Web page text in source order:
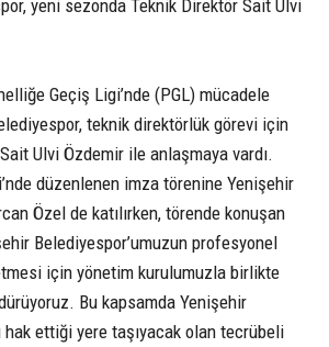
yeni sezonda Teknik Direktör Sait Ulvi
Geçiş Ligi’nde (PGL) mücadele
teknik direktörlük görevi için
Ulvi Özdemir ile anlaşmaya vardı.
düzenlenen imza törenine Yenişehir
Özel de katılırken, törende konuşan
Belediyespor’umuzun profesyonel
için yönetim kurulumuzla birlikte
Bu kapsamda Yenişehir
ettiği yere taşıyacak olan tecrübeli